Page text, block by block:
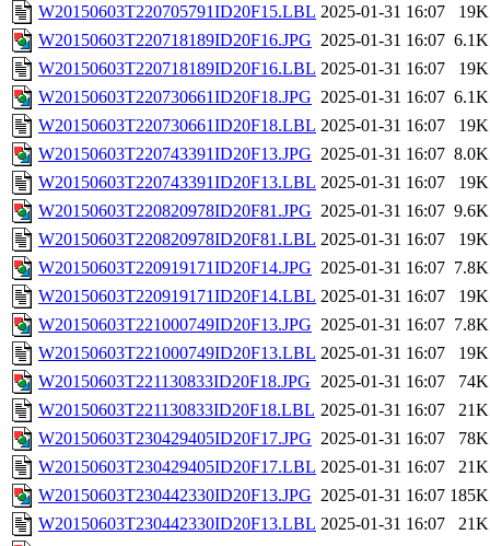
W20150603T220705791ID20F15.LBL 2025-01-31 16:07
19K
W20150603T220718189ID20F16.JPG 2025-01-31 16:07 6.1K
W20150603T220718189ID20F16.LBL 2025-01-31 16:07
19K
W20150603T220730661ID20F18.JPG 2025-01-31 16:07 6.1K
W20150603T220730661ID20F18.LBL 2025-01-31 16:07
19K
W20150603T220743391ID20F13.JPG 2025-01-31 16:07 8.0K
W20150603T220743391ID20F13.LBL 2025-01-31 16:07
19K
W20150603T220820978ID20F81.JPG 2025-01-31 16:07 9.6K
W20150603T220820978ID20F81.LBL 2025-01-31 16:07
19K
W20150603T220919171ID20F14.JPG 2025-01-31 16:07 7.8K
W20150603T220919171ID20F14.LBL 2025-01-31 16:07
19K
W20150603T221000749ID20F13.JPG 2025-01-31 16:07 7.8K
W20150603T221000749ID20F13.LBL 2025-01-31 16:07
19K
W20150603T221130833ID20F18.JPG 2025-01-31 16:07
74K
W20150603T221130833ID20F18.LBL 2025-01-31 16:07
21K
W20150603T230429405ID20F17.JPG 2025-01-31 16:07
78K
W20150603T230429405ID20F17.LBL 2025-01-31 16:07
21K
W20150603T230442330ID20F13.JPG 2025-01-31 16:07 185K
W20150603T230442330ID20F13.LBL 2025-01-31 16:07
21K